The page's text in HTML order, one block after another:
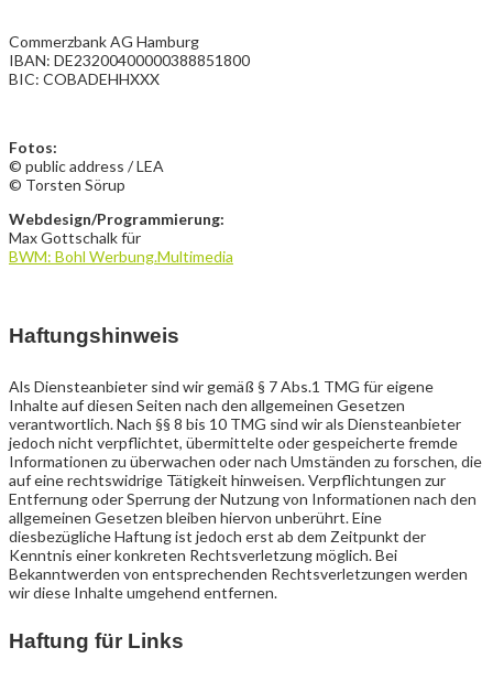
Commerzbank AG Hamburg
IBAN: DE23200400000388851800
BIC: COBADEHHXXX
Fotos:
© public address / LEA
© Torsten Sörup
Webdesign/Programmierung:
Max Gottschalk für
BWM: Bohl Werbung.Multimedia
Haftungshinweis
Als Diensteanbieter sind wir gemäß § 7 Abs.1 TMG für eigene
Inhalte auf diesen Seiten nach den allgemeinen Gesetzen
verantwortlich. Nach §§ 8 bis 10 TMG sind wir als Diensteanbieter
jedoch nicht verpflichtet, übermittelte oder gespeicherte fremde
Informationen zu überwachen oder nach Umständen zu forschen, die
auf eine rechtswidrige Tätigkeit hinweisen. Verpflichtungen zur
Entfernung oder Sperrung der Nutzung von Informationen nach den
allgemeinen Gesetzen bleiben hiervon unberührt. Eine
diesbezügliche Haftung ist jedoch erst ab dem Zeitpunkt der
Kenntnis einer konkreten Rechtsverletzung möglich. Bei
Bekanntwerden von entsprechenden Rechtsverletzungen werden
wir diese Inhalte umgehend entfernen.
Haftung für Links